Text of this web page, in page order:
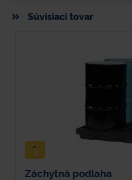
Súvisiaci tovar
Záchytná podlaha